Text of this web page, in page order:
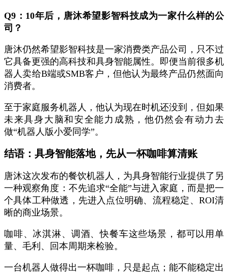
Q9：10年后，唐沐希望影智科技成为一家什么样的公
司？
唐沐仍然希望影智科技是一家消费类产品公司，只不过
它具备更强的高科技和具身智能属性。即便当前很多机
器人卖给B端或SMB客户，但他认为最终产品仍然面向
消费者。
至于家庭服务机器人，他认为现在时机还没到，但如果
未来具身大脑和安全能力成熟，他仍然会有动力去
做“机器人版小爱同学”。
结语：具身智能落地，先从一杯咖啡算清账
唐沐这次发布的餐饮机器人，为具身智能行业提供了另
一种观察角度：不先追求“全能”与进入家庭，而是把一
个具体工种做透，先进入点位明确、流程稳定、ROI清
晰的商业场景。
咖啡、冰淇淋、调酒、快餐车这些场景，都可以用单
量、毛利、回本周期来检验。
一台机器人做得出一杯咖啡，只是起点；能不能稳定出